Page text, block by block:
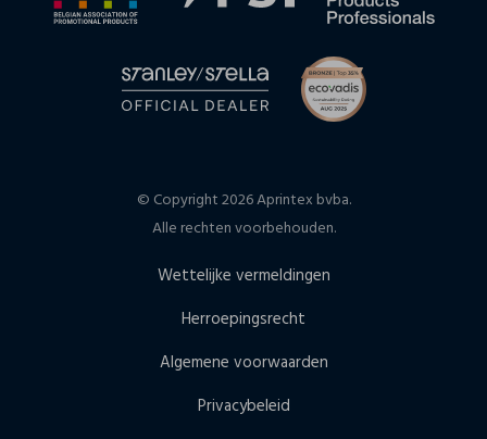
© Copyright 2026 Aprintex bvba.
Alle rechten voorbehouden.
Wettelijke vermeldingen
Herroepingsrecht
Algemene voorwaarden
Privacybeleid